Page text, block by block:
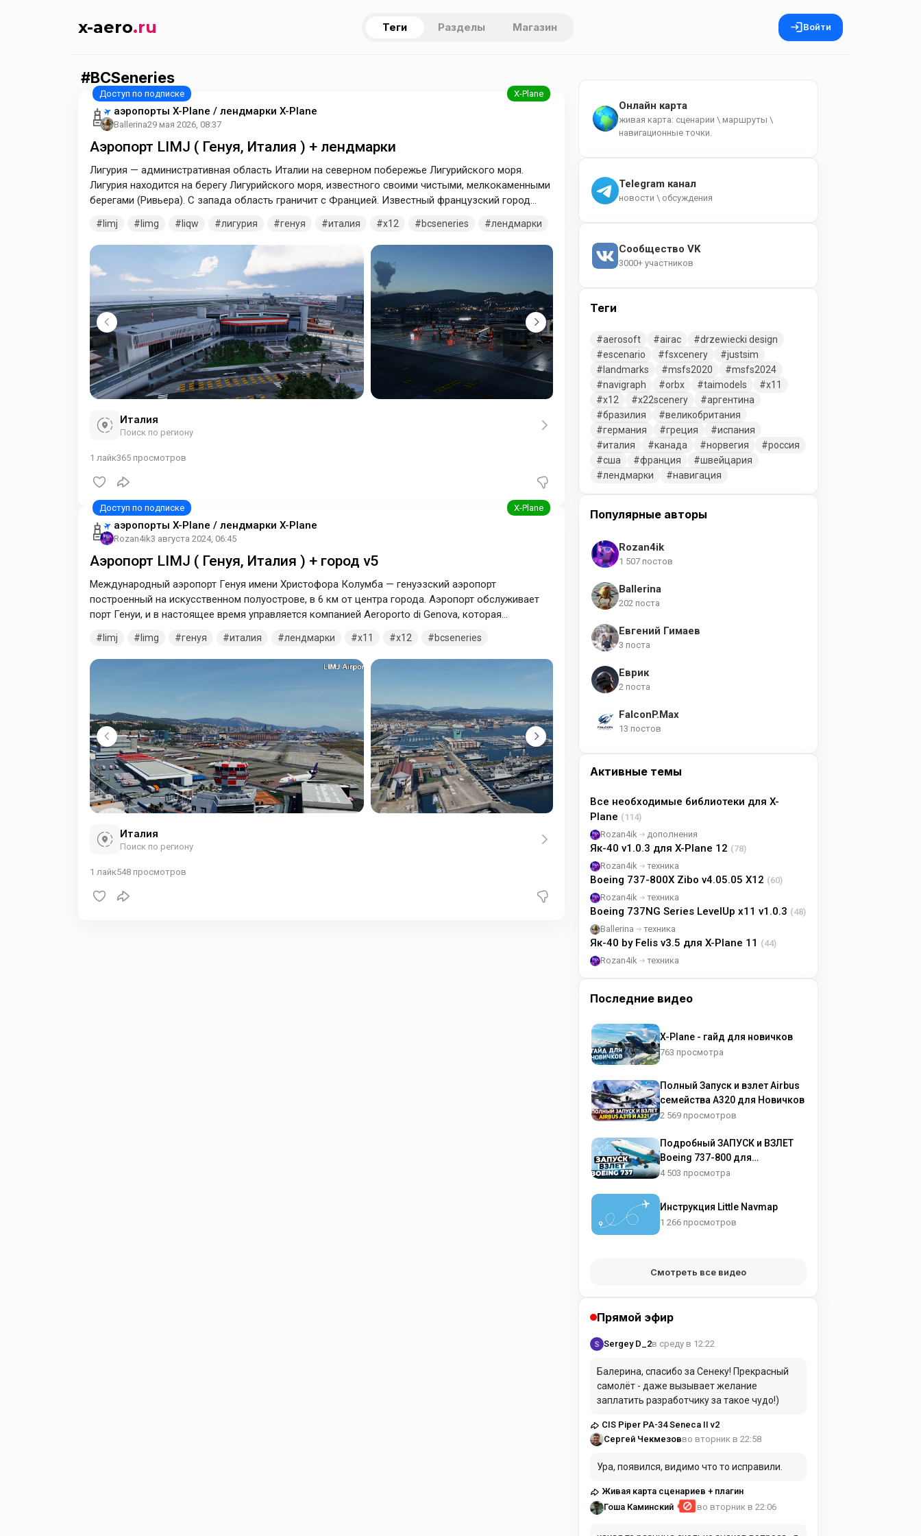
x-aero.ru Теги Разделы Магазин Войти
BCSeneries
аэропорты X-Plane / лендмарки X-Plane
Ballerina29 мая 2026, 08:37
Аэропорт LIMJ ( Генуя, Италия ) + лендмарки
Лигурия — административная область Италии на северном побережье Лигурийского моря.
Лигурия находится на берегу Лигурийского моря, известного своими чистыми, мелкокаменными
берегами (Ривьера). С запада область граничит с Францией. Известный французский город
аэропорт LIMJ - Генуя, аэропорт LIMG - Вилланова-д'Альбенга, аэропорт LIQW - Сарзана-Луни.
Для корректного отображения мода расположите папки в
limj limg liqw лигурия генуя италия x12 bcseneries лендмарки
Италия
Поиск по региону
1 лайк365 просмотров
аэропорты X-Plane / лендмарки X-Plane
Rozan4ik3 августа 2024, 06:45
Аэропорт LIMJ ( Генуя, Италия ) + город v5
Международный аэропорт Генуя имени Христофора Колумба — генуэзский аэропорт
построенный на искусственном полуострове, в 6 км от центра города. Аэропорт обслуживает
порт Генуи, и в настоящее время управляется компанией Aeroporto di Genova, которая
limj limg генуя италия лендмарки x11 x12 bcseneries
Италия
Поиск по региону
1 лайк548 просмотров
Онлайн карта
живая карта: сценарии \ маршруты \
навигационные точки.
Telegram канал
новости \ обсуждения
Сообщество VK
3000+ участников
Теги
aerosoft airac
drzewiecki design
escenario
fsxcenery
justsim
landmarks
msfs2020
msfs2024
navigraph
orbx taimodels
x11
x12
x22scenery
аргентина
бразилия
великобритания
германия
греция
испания
италия
канада норвегия
россия
сша
франция
швейцария
лендмарки
навигация
Популярные авторы
Rozan4ik
1 507 постов
Ballerina
202 поста
Евгений Гимаев
3 поста
Еврик
2 поста
FalconP.Max
13 постов
Активные темы
Все необходимые библиотеки для X-
Plane (114)
Rozan4ik
дополнения
Як-40 v1.0.3 для X-Plane 12 (78)
Rozan4ik
техника
Boeing 737-800X Zibo v4.05.05 X12 (60)
Rozan4ik
техника
Boeing 737NG Series LevelUp x11 v1.0.3 (48)
Ballerina
техника
Як-40 by Felis v3.5 для X-Plane 11 (44)
Rozan4ik
техника
Последние видео
X-Plane - гайд для новичков
763 просмотра
Полный Запуск и взлет Airbus
семейства A320 для Новичков
2 569 просмотров
Подробный ЗАПУСК и ВЗЛЕТ
Boeing 737-800 для
НОВИЧКОВ
4 503 просмотра
Инструкция Little Navmap
1 266 просмотров
Смотреть все видео
Прямой эфир
Sergey D_2в среду в 12:22
Балерина, спасибо за Сенеку! Прекрасный
самолёт - даже вызывает желание
заплатить разработчику за такое чудо!)
CIS Piper PA-34 Seneca II v2
Сергей Чекмезовво вторник в 22:58
Ура, появился, видимо что то исправили.
Живая карта сценариев + плагин
Гоша Каминский
во вторник в 22:06